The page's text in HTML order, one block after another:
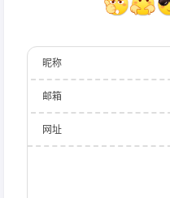
昵称
邮箱
网址